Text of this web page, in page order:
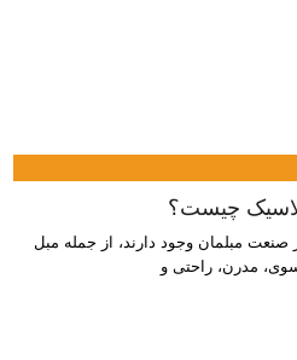
چیست؟
مبلمان وجود دارند، از جمله مبل
مدرن، راحتی و